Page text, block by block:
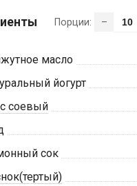
Порции: –
масло
йогурт
соевый
сок